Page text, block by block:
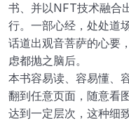
书、并以NFT技术融合
行。一部心经，处处道
话道出观音菩萨的心要
虑都抛之脑后。
本书容易读、容易懂、
翻到任意页面，随意看
达到一定层次，这种细